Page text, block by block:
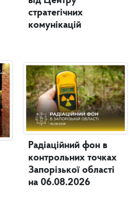
стратегічних
комунікацій
Радіаційний фон в
контрольних точках
Запорізької області
на 06.08.2026